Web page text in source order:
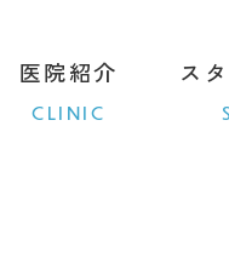
医院紹介
CLINIC
ス